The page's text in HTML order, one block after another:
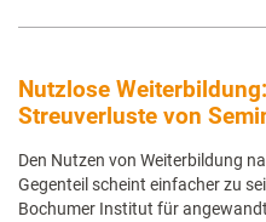
Nutzlose
Streuverluste von
Den Nutzen von Weiterbildung
Gegenteil scheint einfacher zu
Bochumer Institut für